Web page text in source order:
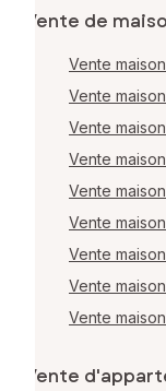
Vente de
Vente
Vente
Vente
Vente
Vente
Vente
Vente
Vente
Vente
Vente